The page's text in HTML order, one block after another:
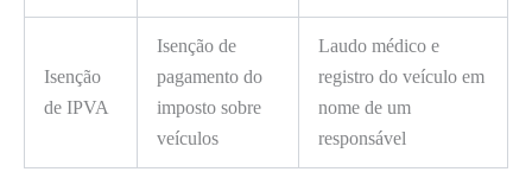
Isenção
de IPVA
Isenção de
pagamento do
imposto sobre
veículos
Laudo médico e
registro do veículo em
nome de um
responsável